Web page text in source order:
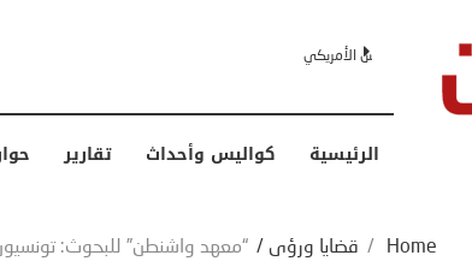
البابا: “لا أخشى ترامب” .. ردا على انتقادات وجهها له الرئيس
الرئيسية كواليس وأحداث تقارير
Home
/ قضايا ورؤى / “معهد واشنطن” للبحوث: